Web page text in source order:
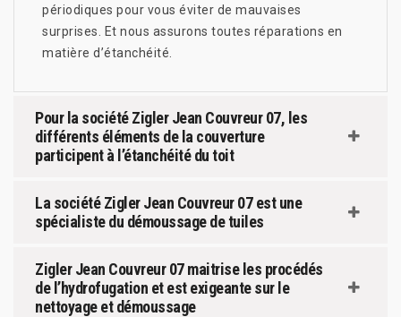
périodiques pour vous éviter de mauvaises
surprises. Et nous assurons toutes réparations en
matière d’étanchéité.
Pour la société Zigler Jean Couvreur 07, les
différents éléments de la couverture
participent à l’étanchéité du toit
La société Zigler Jean Couvreur 07 est une
spécialiste du démoussage de tuiles
Zigler Jean Couvreur 07 maitrise les procédés
de l’hydrofugation et est exigeante sur le
nettoyage et démoussage